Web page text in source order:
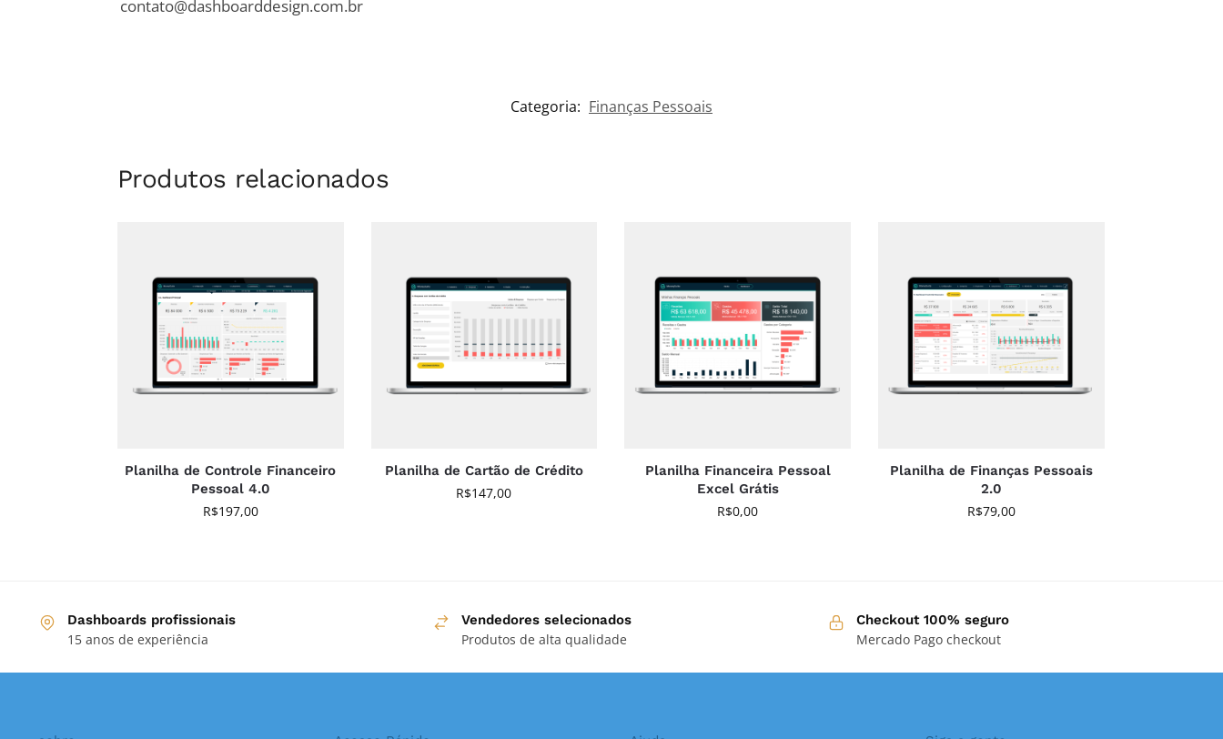
contato@dashboarddesign.com.br
Categoria: Finanças Pessoais
Produtos relacionados
Planilha de Controle Financeiro
Pessoal 4.0
R$197,00
Planilha de Cartão de Crédito
R$147,00
Planilha Financeira Pessoal
Excel Grátis
R$0,00
Planilha de Finanças Pessoais
2.0
R$79,00
Dashboards profissionais
15 anos de experiência
Vendedores selecionados
Produtos de alta qualidade
Checkout 100% seguro
Mercado Pago checkout